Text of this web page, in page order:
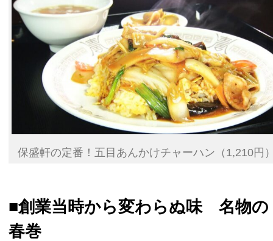
保盛軒の定番！五目あんかけチャーハン（1,210円
■創業当時から変わらぬ味 名物の
春巻